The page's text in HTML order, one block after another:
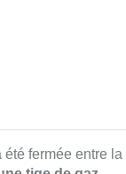
été fermée entre la